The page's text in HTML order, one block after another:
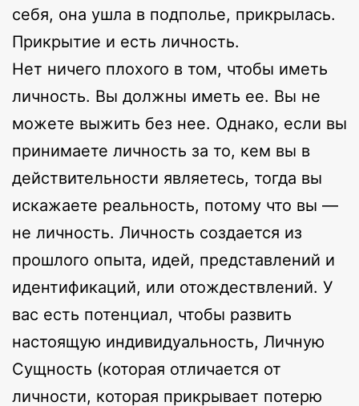
себя, она ушла в подполье, прикрылась.
Прикрытие и есть личность.
Нет ничего плохого в том, чтобы иметь
личность. Вы должны иметь ее. Вы не
можете выжить без нее. Однако, если вы
принимаете личность за то, кем вы в
действительности являетесь, тогда вы
искажаете реальность, потому что вы —
не личность. Личность создается из
прошлого опыта, идей, представлений и
идентификаций, или отождествлений. У
вас есть потенциал, чтобы развить
настоящую индивидуальность, Личную
Сущность (которая отличается от
личности, которая прикрывает потерю